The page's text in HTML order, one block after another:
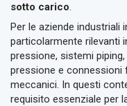
sotto carico.
Per le aziende industriali
particolarmente rilevanti
pressione, sistemi
pressione e
meccanici. In questi
requisito essenziale per